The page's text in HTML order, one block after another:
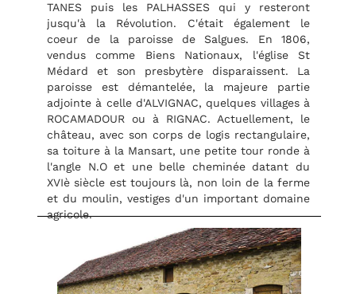
TANES puis les PALHASSES qui y resteront
jusqu'à la Révolution. C'était également le
coeur de la paroisse de Salgues. En 1806,
vendus comme Biens Nationaux, l'église St
Médard et son presbytère disparaissent. La
paroisse est démantelée, la majeure partie
adjointe à celle d'ALVIGNAC, quelques villages à
ROCAMADOUR ou à RIGNAC. Actuellement, le
château, avec son corps de logis rectangulaire,
sa toiture à la Mansart, une petite tour ronde à
l'angle N.O et une belle cheminée datant du
XVIè siècle est toujours là, non loin de la ferme
et du moulin, vestiges d'un important domaine
agricole.